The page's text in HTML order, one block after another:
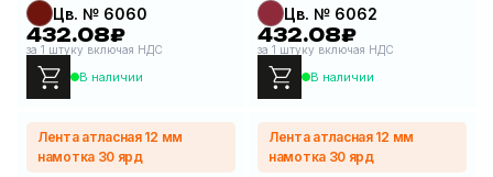
Цв. № 6060
432.08₽
за 1 штуку включая НДС
В наличии
Цв. № 6062
432.08₽
за 1 штуку включая НДС
В наличии
Лента атласная 12 мм
намотка 30 ярд
Лента атласная 12 мм
намотка 30 ярд